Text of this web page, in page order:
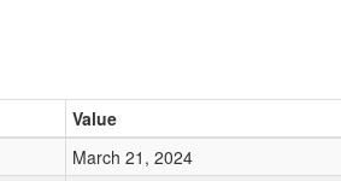
Value
March 21, 2024